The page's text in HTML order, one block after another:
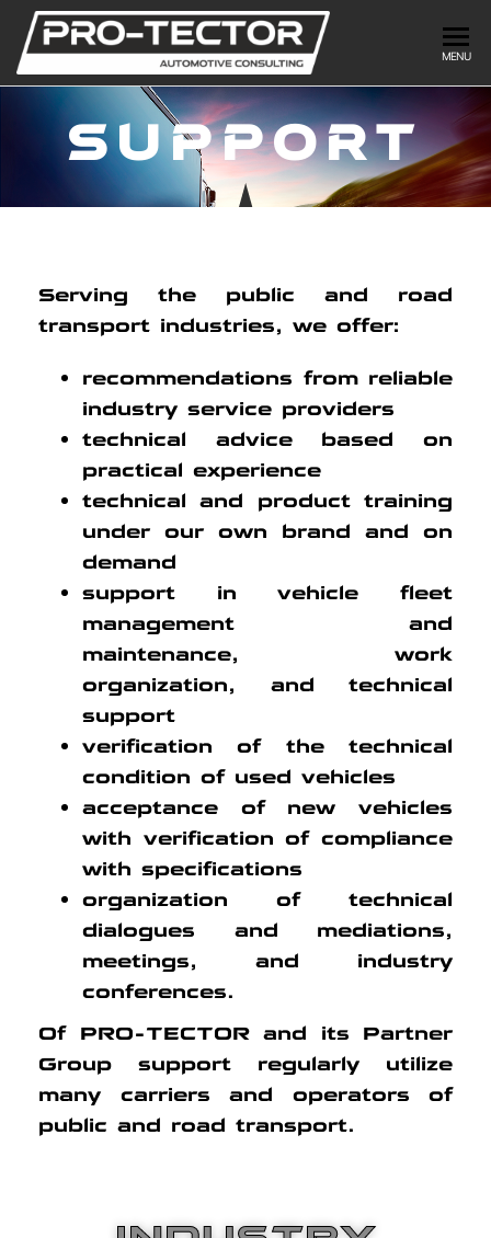
TECTOR
MENU
SUPPORT
Serving the public and road
transport industries, we offer:
recommendations from reliable
industry service providers
technical advice based on
practical experience
technical and product training
under our own brand and on
demand
support in vehicle fleet
management and
maintenance, work
organization, and technical
support
verification of the technical
condition of used vehicles
acceptance of new vehicles
with verification of compliance
with specifications
organization of technical
dialogues and mediations,
meetings, and industry
conferences.
Of PRO-TECTOR and its Partner
Group support regularly utilize
many carriers and operators of
public and road transport.
INDUSTRY